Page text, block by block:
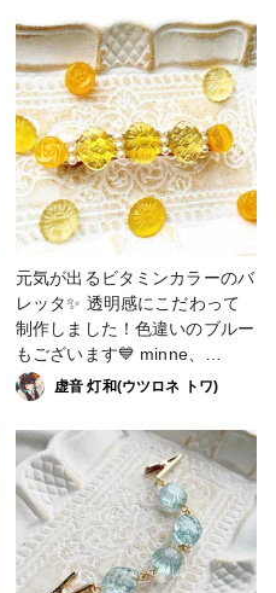
ますが、今回パステルカラーを
追加しました！！💕 キラキラ
甘々なリングをぜひ直接お手に
取ってご覧くださいませ✨🍬
〜〜〜〜〜〜〜〜〜〜〜〜〜〜
〜〜〜〜〜〜〜〜〜〜〜〜〜
今後の出展予定 12月〜 委託
販売(すこんぶ池袋サンシャイ
ンシティアルパ店) 2月 委託
販売(一色商店さま) いつも応援
ありがとうございます😊 #理想
鏡∞ #りそうきょう #虚音ハン
ドメイド #minneで販売中 #ハ
ンドメイド #ハンドメイドアク
セサリー #手作りアクセサリー
お洒落さんと繋がりたい #今日
のコーデ #きょコ #ファッショ
ン #ファッション好きな人と繋
がりたい #推し活 #推し活コー
デ #ガーリーコーデ #フェミニ
ンコーデ #高見えファッション
元気が出るビタミンカラーのバ
レッタ✨ 透明感にこだわって
制作しました！色違いのブルー
もございます💙 minne、
creemaにて販売中です！(参考
ページのURLから飛べます)
〜〜〜〜〜〜〜〜〜〜〜〜〜〜
〜〜〜〜〜〜〜〜〜〜〜〜〜
今後の出展予定 12月〜 委託
販売(すこんぶ池袋サンシャイ
ンシティアルパ店) 2月 委託
販売(一色商店さま) いつも応援
ありがとうございます😊 #理想
虚音 灯和(ウツロネ トワ)